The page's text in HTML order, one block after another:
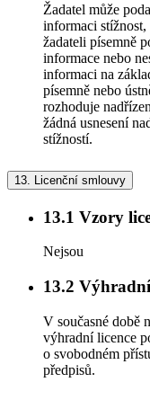
Žadatel může
informaci stížnost,
žadateli písemně
informace nebo
informaci na
písemně nebo
rozhoduje
žádná usnesení
stížností.
13. Licenční smlouvy
13.1 Vzory
Nejsou
13.2
V současné době
výhradní licence
o svobodném
předpisů.